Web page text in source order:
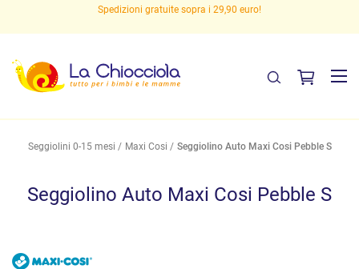
Spedizioni gratuite sopra i 29,90 euro!
Seggiolini 0-15 mesi Maxi Cosi Seggiolino Auto Maxi Cosi Pebble S
Seggiolino Auto Maxi Cosi Pebble S